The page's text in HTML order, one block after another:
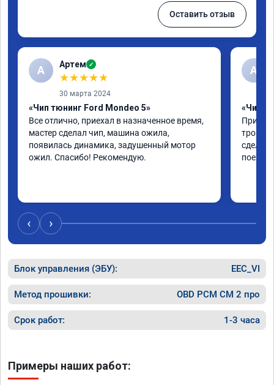
Оставить отзыв
А Артем ✓
★★★★★
30 марта 2024
«Чип тюнинг Ford Mondeo 5»
Все отлично, приехал в назначенное время,
мастер сделал чип, машина ожила,
появилась динамика, задушенный мотор
ожил. Спасибо! Рекомендую.
А
«Чип
троила
‹ ›
Блок управления (ЭБУ): EEC_VI
Метод прошивки: OBD PCM СМ 2 про
Срок работ: 1-3 часа
Примеры наших работ: